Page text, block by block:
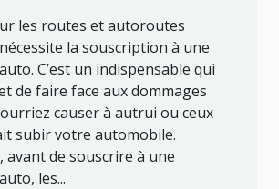
les routes et autoroutes
la souscription à une
C’est un indispensable qui
de faire face aux dommages
causer à autrui ou ceux
subir votre automobile.
avant de souscrire à une
les...